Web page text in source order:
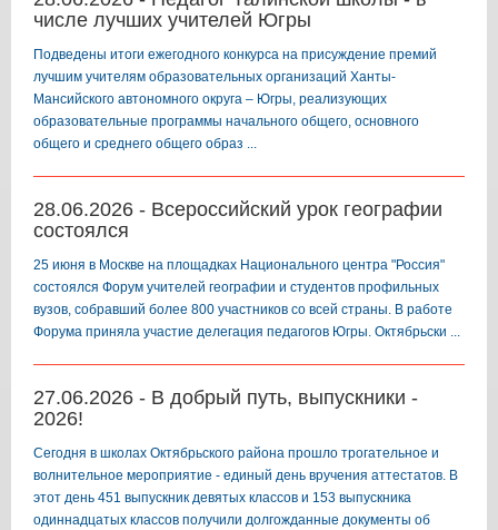
числе лучших учителей Югры
Подведены итоги ежегодного конкурса на присуждение премий
лучшим учителям образовательных организаций Ханты-
Мансийского автономного округа – Югры, реализующих
образовательные программы начального общего, основного
общего и среднего общего образ ...
28.06.2026 - Всероссийский урок географии
состоялся
25 июня в Москве на площадках Национального центра "Россия"
состоялся Форум учителей географии и студентов профильных
вузов, собравший более 800 участников со всей страны. В работе
Форума приняла участие делегация педагогов Югры. Октябрьски ...
27.06.2026 - В добрый путь, выпускники -
2026!
️Сегодня в школах Октябрьского района прошло трогательное и
волнительное мероприятие - единый день вручения аттестатов. В
этот день 451 выпускник девятых классов и 153 выпускника
одиннадцатых классов получили долгожданные документы об